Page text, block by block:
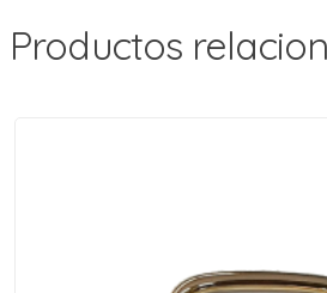
Productos